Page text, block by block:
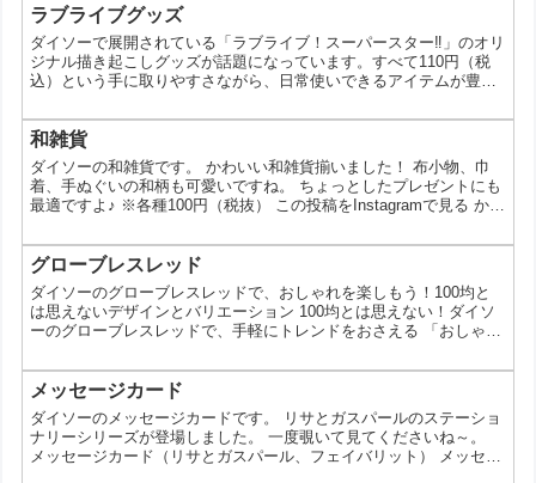
ラブライブグッズ
ダイソーで展開されている「ラブライブ！スーパースター‼」のオリ
ジナル描き起こしグッズが話題になっています。すべて110円（税
込）という手に取りやすさながら、日常使いできるアイテムが豊富
ムとしても楽しめるラインナップを詳しく見ていきます。 ラブライ
ブ！スーパースター‼の100円グッズとは 今回のシリーズは、Liella!
メンバーの描き起こしデザインを使ったオリジナルグッズ。定番の
アクリル系アイテムから、ポーチやステッカ...
和雑貨
ダイソーの和雑貨です。 かわいい和雑貨揃いました！ 布小物、巾
着、手ぬぐいの和柄も可愛いですね。 ちょっとしたプレゼントにも
最適ですよ♪ ※各種100円（税抜） この投稿をInstagramで見る かわ
※各種100円（税抜） ※店舗によって品揃えが異なり、在庫がない
場合がございます ※商品パッケージの説明文を読んで正しくご使用
ください ※画像はイメージです実際とは異なる場合がございます #
ダイソー #daiso ...
グローブレスレッド
ダイソーのグローブレスレッドで、おしゃれを楽しもう！100均と
は思えないデザインとバリエーション 100均とは思えない！ダイソ
ーのグローブレスレッドで、手軽にトレンドをおさえる 「おしゃれ
に思っていませんか？ 実は、ダイソーには、トレンドを押さえた可
愛いグローブレスレッドが豊富に揃っているんです。 今回は、そん
なダイソーのグローブレスレッドの魅力をたっぷりとお伝えしま
す。 ダイソーのグローブレスレッド｜3つの魅力で...
メッセージカード
ダイソーのメッセージカードです。 リサとガスパールのステーショ
ナリーシリーズが登場しました。 一度覗いて見てくださいね～。
メッセージカード（リサとガスパール、フェイバリット） メッセー